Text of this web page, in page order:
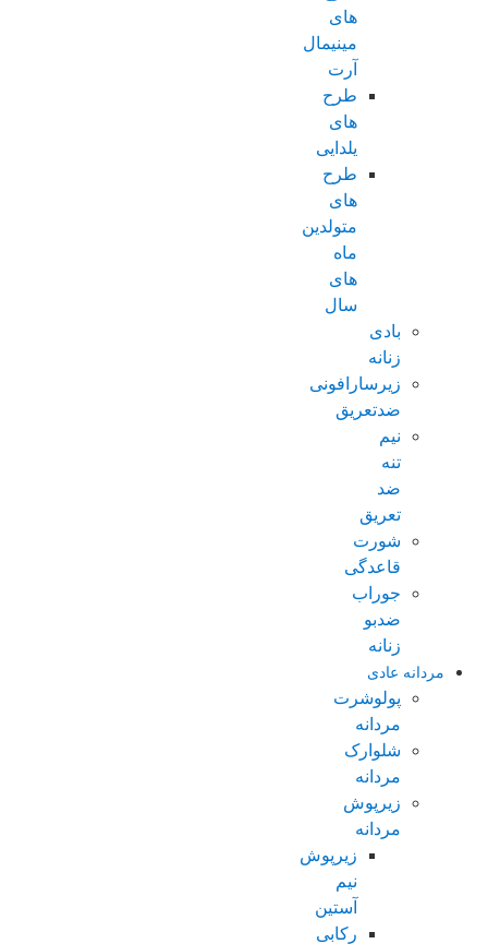
های
مینیمال
آرت
طرح
های
یلدایی
طرح
های
متولدین
ماه
های
سال
بادی
زنانه
زیرسارافونی
ضدتعریق
نیم
تنه
ضد
تعریق
شورت
قاعدگی
جوراب
ضدبو
زنانه
مردانه عادی
پولوشرت
مردانه
شلوارک
مردانه
زیرپوش
مردانه
زیرپوش
نیم
آستین
رکابی